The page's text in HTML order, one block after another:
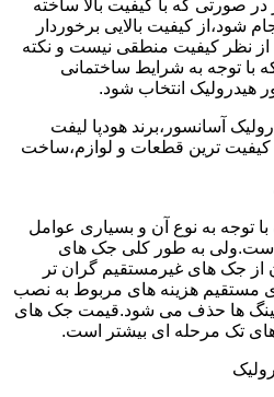
صورتی که با کیفیت بالا ساخته
شود،از کیفیت بالایی برخوردار
نظر کیفیت منطقی نیست و نکته
توجه به شرایط ساختمانی
انتخاب شود.
آسانسور،برند هودپا لیفت
کیفیت ترین قطعات و لوازم،ساخت
توجه به نوع آن و بسیاری عوامل
است.ولی به طور کلی جک های
از جک های غیرمستقیم گران تر
مستقیم هزینه های مربوط به نصب
ها حذف می شود.قیمت جک های
تک مرحله ای بیشتر است.